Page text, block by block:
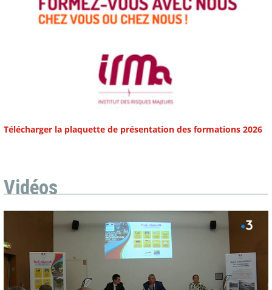
Télécharger la plaquette de présentation des formations 2026
Vidéos